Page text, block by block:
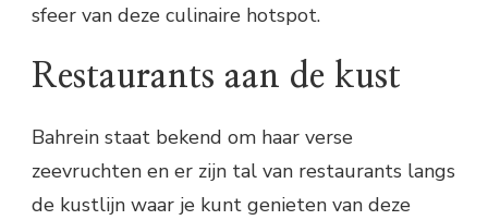
sfeer van deze culinaire hotspot.
Restaurants aan de kust
Bahrein staat bekend om haar verse
zeevruchten en er zijn tal van restaurants langs
de kustlijn waar je kunt genieten van deze